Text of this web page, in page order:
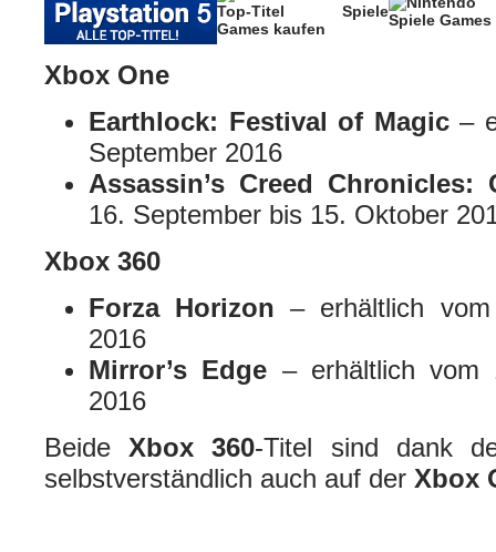
Xbox One
Earthlock: Festival of Magic–
September 2016
Assassin’s Creed Chronicles:
16. September bis 15. Oktober
Xbox 360
Forza Horizon – erhältlich
2016
Mirror’s Edge – erhältlich vom
2016
Beide Xbox 360-Titel sind dank
selbstverständlich auch auf der Xbox